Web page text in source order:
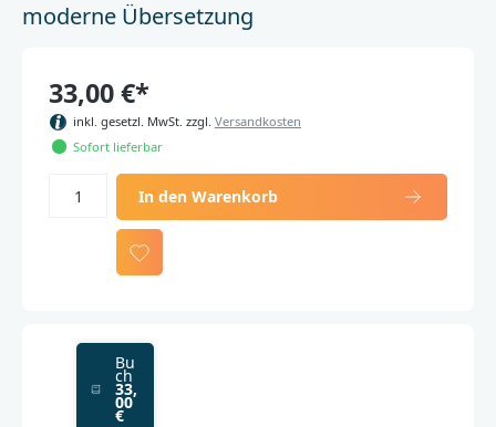
moderne Übersetzung
33,00 €*
inkl. gesetzl. MwSt. zzgl. Versandkosten
Sofort lieferbar
In den Warenkorb
Bu
ch
33,
00
€